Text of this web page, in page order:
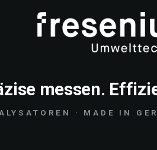
messen.
· MADE IN